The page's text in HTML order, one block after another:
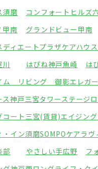
須磨
コンフォートヒル
甲南
グランドビュー甲南
ディエートプラザケアハウ
川
はぴね神戸魚崎
は
ム リビング 御影エレガ
ス神戸三宮タワーステージ
コート三宮(賃貸)エイジン
・イン須磨SOMPOケアラ
部
やさしい手広野
フ